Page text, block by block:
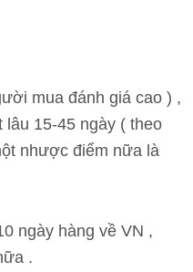
mua đánh giá cao ) ,
lâu 15-45 ngày ( theo
nhược điểm nữa là
ngày hàng về VN ,
.